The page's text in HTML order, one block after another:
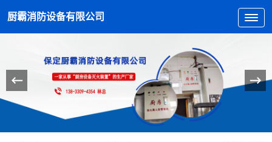
厨霸消防设备有限公司